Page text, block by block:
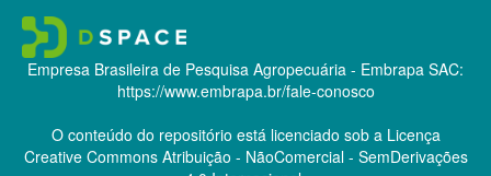
Empresa Brasileira de Pesquisa Agropecuária - Embrapa SAC:
https://www.embrapa.br/fale-conosco
O conteúdo do repositório está licenciado sob a Licença
Creative CommonsAtribuição - NãoComercial - SemDerivações